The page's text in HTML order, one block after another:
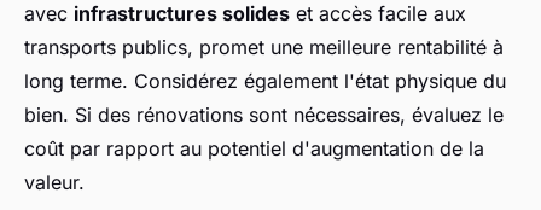
avec infrastructures solides et accès facile aux
transports publics, promet une meilleure rentabilité à
long terme. Considérez également l'état physique du
bien. Si des rénovations sont nécessaires, évaluez le
coût par rapport au potentiel d'augmentation de la
valeur.